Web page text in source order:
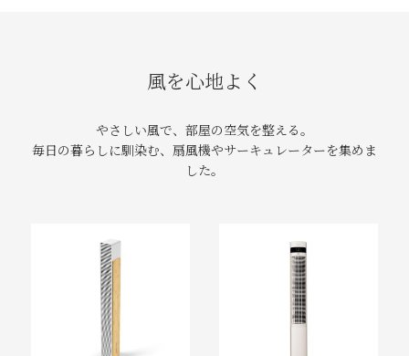
風を心地よく
やさしい風で、部屋の空気を整える。
毎日の暮らしに馴染む、扇風機やサーキュレーターを集めま
した。